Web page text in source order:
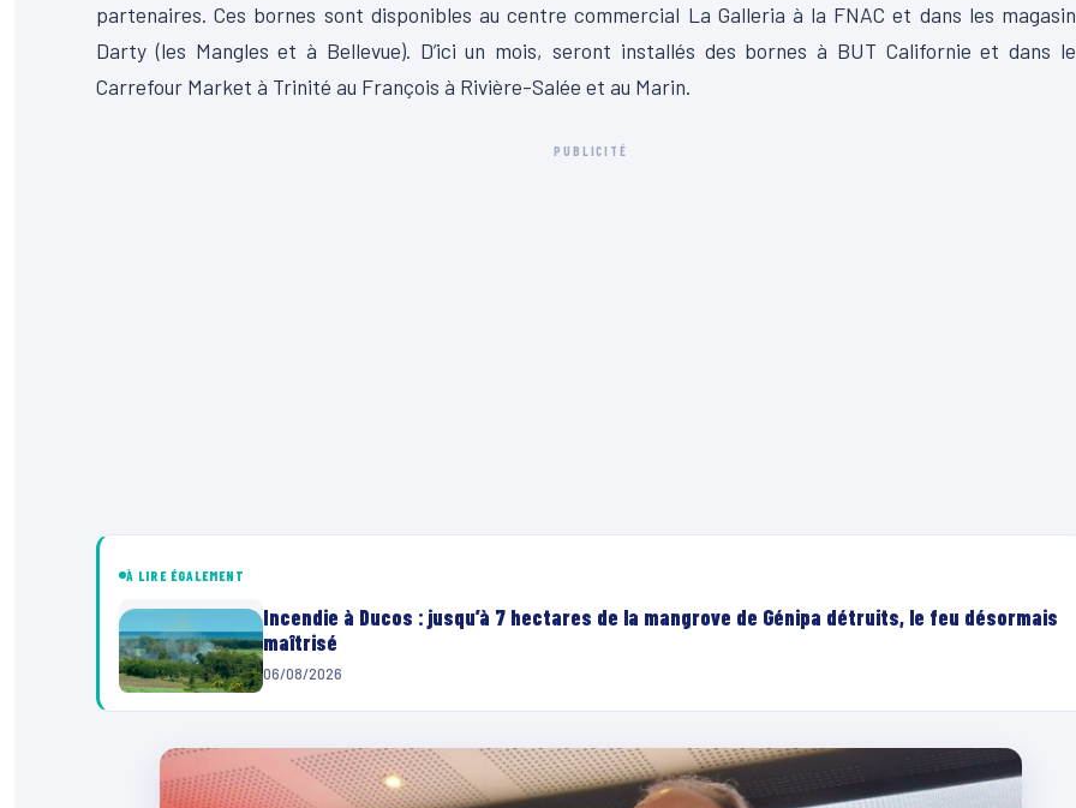
partenaires. Ces bornes sont disponibles au centre commercial La Galleria à la FNAC et dans les
Darty (les Mangles et à Bellevue). D’ici un mois, seront installés des bornes à BUT Californie et dans
Carrefour Market à Trinité au François à Rivière-Salée et au Marin.
PUBLICITÉ
À LIRE ÉGALEMENT
Incendie à Ducos : jusqu’à 7 hectares de la mangrove de Génipa détruits, le feu désormais
maîtrisé
06/08/2026